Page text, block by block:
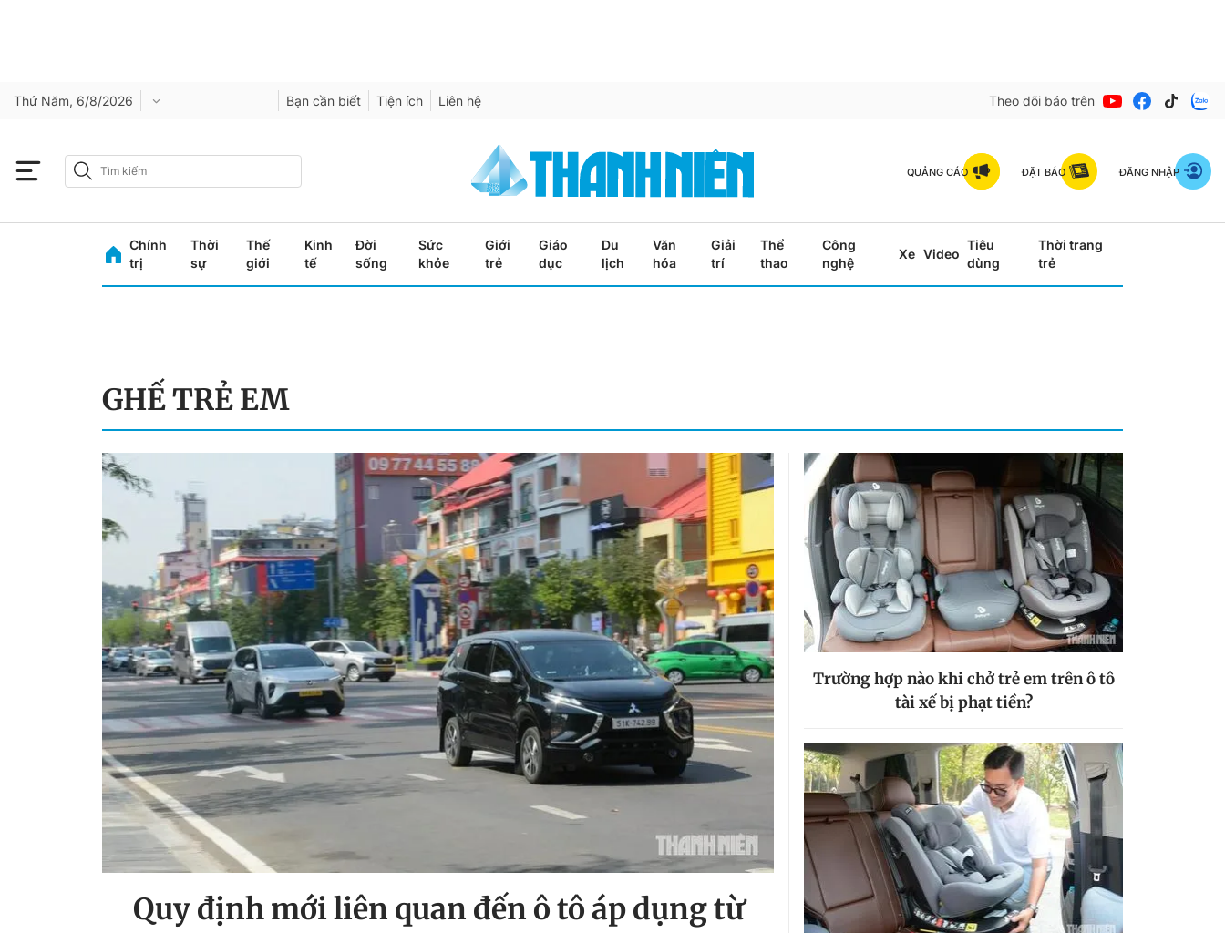
Thứ Năm, 6/8/2026 Bạn cần biết Tiện ích Liên hệ Theo dõi báo trên
QUẢNG CÁO ĐẶT BÁO ĐĂNG NHẬP
Chính
trị
Thời
sự
Thế
giới
Kinh
tế
Đời
sống
Sức
khỏe
Giới
trẻ
Giáo
dục
Du
lịch
Văn
hóa
Giải
trí
Thể
thao
Công
nghệ
Xe Video
Tiêu
dùng
Thời trang
trẻ
GHẾ TRẺ EM
Quy định mới liên quan đến ô tô áp dụng từ
Trường hợp nào khi chở trẻ em trên ô tô
tài xế bị phạt tiền?